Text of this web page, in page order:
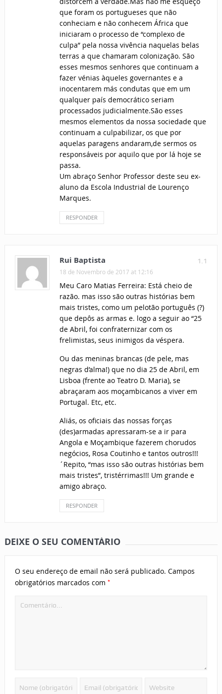
que foram os portugueses que não
conheciam e não conhecem África que
iniciaram o processo de “complexo de
culpa” pela nossa vivência naquelas belas
terras a que chamaram colonização. São
esses mesmos senhores que continuam a
fazer vénias àqueles governantes e a
inocentarem más condutas que em um
qualquer país democrático seriam
processados judicialmente.São esses
mesmos elementos da nossa sociedade que
continuam a culpabilizar, os que por
aquelas paragens andaram,de sermos os
responsáveis por aquilo que por lá hoje se
passa.
Um abraço Senhor Professor deste seu ex-
aluno da Escola Industrial de Lourenço
Marques.
RESPONDER
1.1
Rui Baptista
18 de Novembro de 2017 at 12:16
Meu Caro Matias Ferreira: Está cheio de
razão. mas isso são outras histórias bem
mais tristes, como um pelotão português (?)
que depôs as armas e. logo a seguir ao “25
de Abril, foi confraternizar com os
frelimistas, seus inimigos da véspera.
Ou das meninas brancas (de pele, mas
negras d’alma!) que no dia 25 de Abril, em
Lisboa (frente ao Teatro D. Maria), se
abraçaram aos moçambicanos a viver em
Portugal. Etc, etc.
Aliás, os oficiais das nossas forças
(des)armadas apressaram-se a ir para
Angola e Moçambique fazerem chorudos
negócios, Rosa Coutinho e tantos outros!!!
´Repito, “mas isso são outras histórias bem
mais tristes”, tristérrimas!!! Um grande e
amigo abraço.
RESPONDER
DEIXE O SEU COMENTÁRIO
O seu endereço de email não será publicado. Campos
obrigatórios marcados com *